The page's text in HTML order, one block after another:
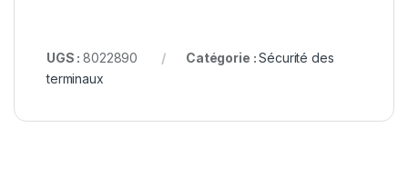
UGS :8022890 Catégorie :Sécurité des
terminaux